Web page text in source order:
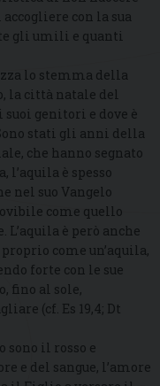
con la sua
gli umili e quanti
lo stemma della
la città natale del
suoi genitori e dove è
stati gli anni della
che hanno segnato
è spesso
nel suo Vangelo
come quello
è però anche
come un’aquila,
forte con le sue
fino al sole,
(cf. Es 19,4; Dt
sono il rosso e
e del sangue, l’amore